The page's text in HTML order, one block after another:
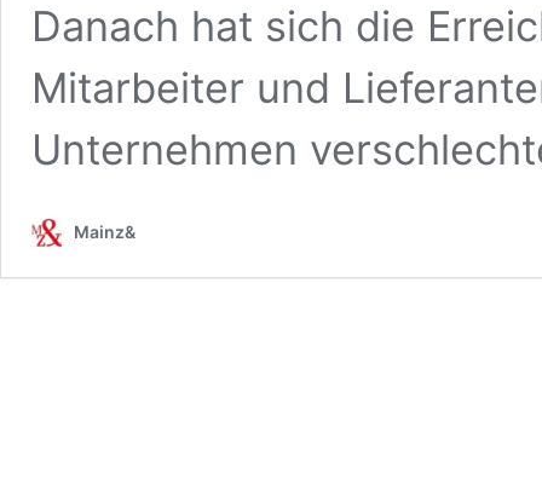
Danach hat sich die
Mitarbeiter und
Unternehmen
Mainz&